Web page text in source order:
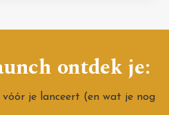
ontdek je:
je lanceert (en wat je nog